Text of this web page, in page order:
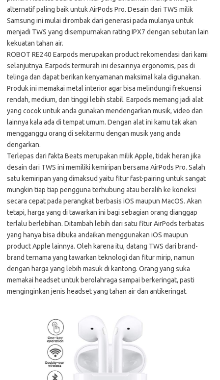
alternatif paling baik untuk AirPods Pro. Desain dari TWS milik
Samsung ini mulai dirombak dari generasi pada mulanya untuk
menjadi TWS yang disempurnakan rating IPX7 dengan sebutan lain
kekuatan tahan air.
ROBOT RE240 Earpods merupakan product rekomendasi dari kami
selanjutnya. Earpods termurah ini desainnya ergonomis, pas di
telinga dan dapat berikan kenyamanan maksimal kala digunakan.
Produk ini memakai metal interior agar bisa melindungi frekuensi
rendah, medium, dan tinggi lebih stabil. Earpods memang jadi alat
yang cocok untuk anda gunakan mendengarkan musik, video dan
lainnya kala ada di tempat umum. Dengan alat ini kamu tak akan
mengganggu orang di sekitarmu dengan musik yang anda
dengarkan.
Terlepas dari fakta Beats merupakan milik Apple, tidak heran jika
desain dari TWS ini memiliki kemiripan bersama AirPods Pro. Salah
satu kemiripan yang dimaksud yaitu fitur fast-pairing untuk sangat
mungkin tiap tiap pengguna terhubung atau beralih ke koneksi
secara cepat pada perangkat berbasis iOS maupun MacOS. Akan
tetapi, harga yang di tawarkan ini bagi sebagian orang dianggap
terlalu berlebihan. Ditambah lebih dari satu fitur AirPods terbatas
yang hanya bisa dibuka andaikan menggunakan iOS maupun
product Apple lainnya. Oleh karena itu, datang TWS dari brand-
brand ternama yang tawarkan teknologi dan fitur mirip, namun
dengan harga yang lebih masuk di kantong. Orang yang suka
memakai headset untuk berolahraga sampai berkeringat, pasti
menginginkan jenis headset yang tahan air dan antikeringat.